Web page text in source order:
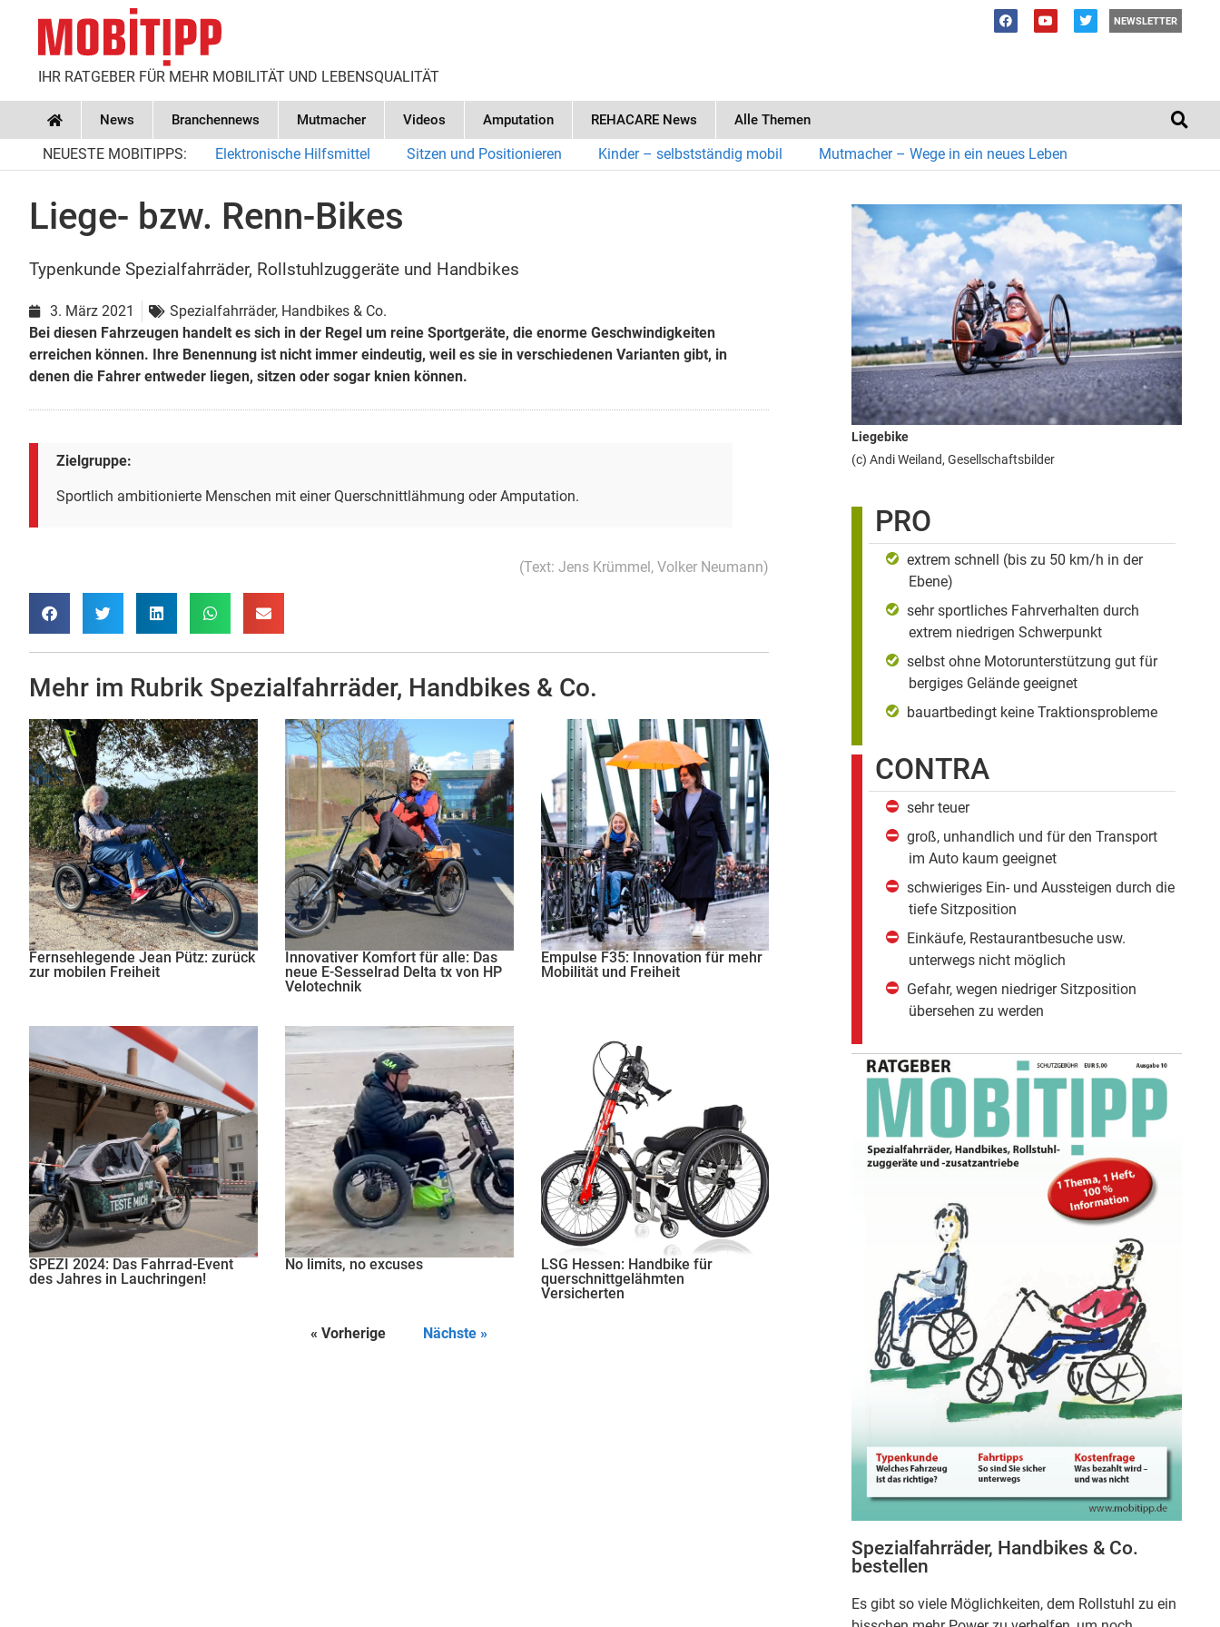
IHR RATGEBER FÜR MEHR MOBILITÄT UND LEBENSQUALITÄT
NEWSLETTER
Home
News Branchennews Mutmacher Videos Amputation REHACARE News Alle Themen
NEUESTE MOBITIPPS: Elektronische Hilfsmittel Sitzen und Positionieren Kinder – selbstständig mobil Mutmacher – Wege in ein neues Leben
Liege- bzw. Renn-Bikes
Typenkunde Spezialfahrräder, Rollstuhlzuggeräte und Handbikes
3. März 2021
Spezialfahrräder, Handbikes & Co.
Bei diesen Fahrzeugen handelt es sich in der Regel um reine Sportgeräte, die enorme Geschwindigkeiten
erreichen können. Ihre Benennung ist nicht immer eindeutig, weil es sie in verschiedenen Varianten gibt, in
denen die Fahrer entweder liegen, sitzen oder sogar knien können.
Zielgruppe:
Sportlich ambitionierte Menschen mit einer Querschnittlähmung oder Amputation.
(Text: Jens Krümmel, Volker Neumann)
Mehr im Rubrik Spezialfahrräder, Handbikes & Co.
Fernsehlegende Jean Pütz: zurück
zur mobilen Freiheit
Innovativer Komfort für alle: Das
neue E-Sesselrad Delta tx von HP
Velotechnik
Empulse F35: Innovation für mehr
Mobilität und Freiheit
SPEZI 2024: Das Fahrrad-Event
des Jahres in Lauchringen!
No limits, no excuses
LSG Hessen: Handbike für
querschnittgelähmten
Versicherten
« Vorherige Nächste »
Liegebike
(c) Andi Weiland, Gesellschaftsbilder
PRO
extrem schnell (bis zu 50 km/h in der
Ebene)
sehr sportliches Fahrverhalten durch
extrem niedrigen Schwerpunkt
selbst ohne Motorunterstützung gut für
bergiges Gelände geeignet
bauartbedingt keine Traktionsprobleme
CONTRA
sehr teuer
groß, unhandlich und für den Transport
im Auto kaum geeignet
schwieriges Ein- und Aussteigen durch die
tiefe Sitzposition
Einkäufe, Restaurantbesuche usw.
unterwegs nicht möglich
Gefahr, wegen niedriger Sitzposition
übersehen zu werden
Spezialfahrräder, Handbikes & Co.
bestellen
Es gibt so viele Möglichkeiten, dem Rollstuhl zu ein